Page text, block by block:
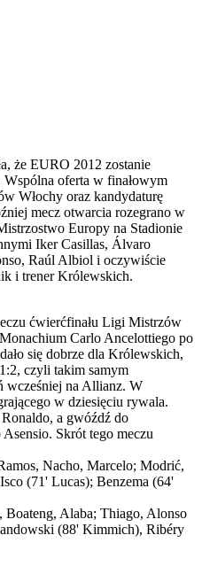
że EURO 2012 zostanie
oferta w finałowym
Włochy oraz kandydaturę
mecz otwarcia rozegrano w
Europy na Stadionie
Iker Casillas, Álvaro
Raúl Albiol i oczywiście
i trener Królewskich.
ćwierćfinału Ligi Mistrzów
Carlo Ancelottiego po
się dobrze dla Królewskich,
czyli takim samym
wcześniej na Allianz. W
w dziesięciu rywala.
a gwóźdź do
Skrót tego meczu
Nacho, Marcelo; Modrić,
(71' Lucas); Benzema (64'
Boateng, Alaba; Thiago, Alonso
(88' Kimmich), Ribéry